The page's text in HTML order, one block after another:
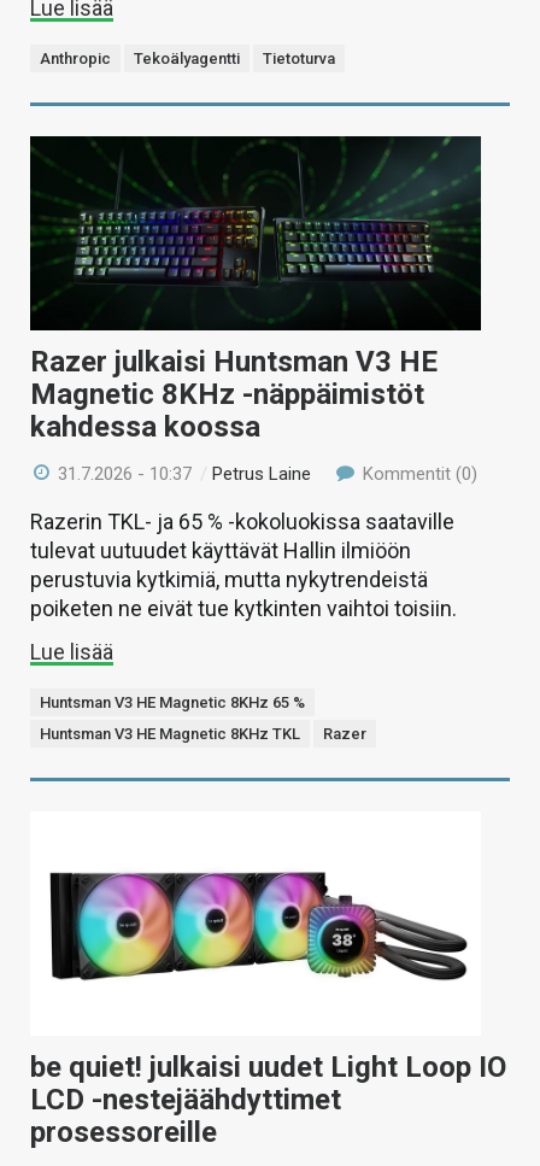
Lue lisää
Anthropic Tekoälyagentti Tietoturva
Razer julkaisi Huntsman V3 HE
Magnetic 8KHz -näppäimistöt
kahdessa koossa
31.7.2026 - 10:37 /Petrus Laine Kommentit (0)
Razerin TKL- ja 65 % -kokoluokissa saataville
tulevat uutuudet käyttävät Hallin ilmiöön
perustuvia kytkimiä, mutta nykytrendeistä
poiketen ne eivät tue kytkinten vaihtoi toisiin.
Lue lisää
Huntsman V3 HE Magnetic 8KHz 65 %
Huntsman V3 HE Magnetic 8KHz TKL
Razer
be quiet! julkaisi uudet Light Loop IO
LCD -nestejäähdyttimet
prosessoreille